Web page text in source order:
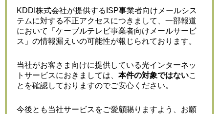
KDDI株式会社が提供するISP事業者向けメールシス
テムに対する不正アクセスにつきまして、一部報道
において「ケーブルテレビ事業者向けメールサービ
ス」の情報漏えいの可能性が報じられております。
当社がお客さま向けに提供している光インターネッ
トサービスにおきましては、 本件の対象ではないこ
とを確認しておりますのでご安心ください。
今後とも当社サービスをご愛顧賜りますよう、お願